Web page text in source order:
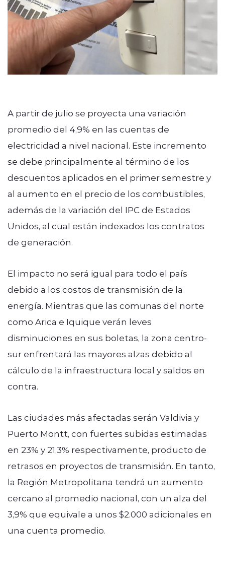
A partir de julio se proyecta una variación
promedio del 4,9% en las cuentas de
electricidad a nivel nacional. Este incremento
se debe principalmente al término de los
descuentos aplicados en el primer semestre y
al aumento en el precio de los combustibles,
además de la variación del IPC de Estados
Unidos, al cual están indexados los contratos
de generación.
El impacto no será igual para todo el país
debido a los costos de transmisión de la
energía. Mientras que las comunas del norte
como Arica e Iquique verán leves
disminuciones en sus boletas, la zona centro-
sur enfrentará las mayores alzas debido al
cálculo de la infraestructura local y saldos en
contra.
Las ciudades más afectadas serán Valdivia y
Puerto Montt, con fuertes subidas estimadas
en 23% y 21,3% respectivamente, producto de
retrasos en proyectos de transmisión. En tanto,
la Región Metropolitana tendrá un aumento
cercano al promedio nacional, con un alza del
3,9% que equivale a unos $2.000 adicionales en
una cuenta promedio.